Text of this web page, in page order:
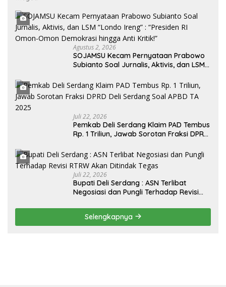
Agustus 2, 2026
SOJAMSU Kecam Pernyataan Prabowo
Subianto Soal Jurnalis, Aktivis, dan LSM
Omon Demokrasi hingga Anti Kritik!”
Juli 22, 2026
Pemkab Deli Serdang Klaim PAD Tembus
Rp. 1 Triliun, Jawab Sorotan Fraksi DPRD
Juli 22, 2026
Bupati Deli Serdang : ASN Terlibat
Negosiasi dan Pungli Terhadap Revisi
Selengkapnya